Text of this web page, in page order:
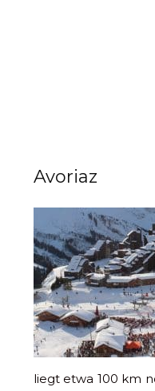
Avoriaz
liegt etwa 100 km